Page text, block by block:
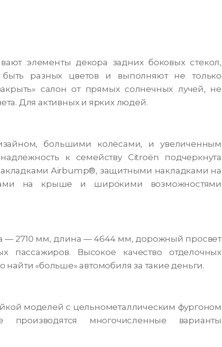
элементы декора задних боковых стекол,
разных цветов и выполняют не только
салон от прямых солнечных лучей, не
Для активных и ярких людей.
большими колёсами, и увеличенным
к семейству Citroën подчеркнута
Airbump®, защитными накладками на
на крыше и широкими возможностями
— 2710 мм, длина — 4644 мм, дорожный просвет
Высокое качество отделочных
«больше» автомобиля за такие деньги.
моделей с цельнометаллическим фургоном
многочисленные варианты